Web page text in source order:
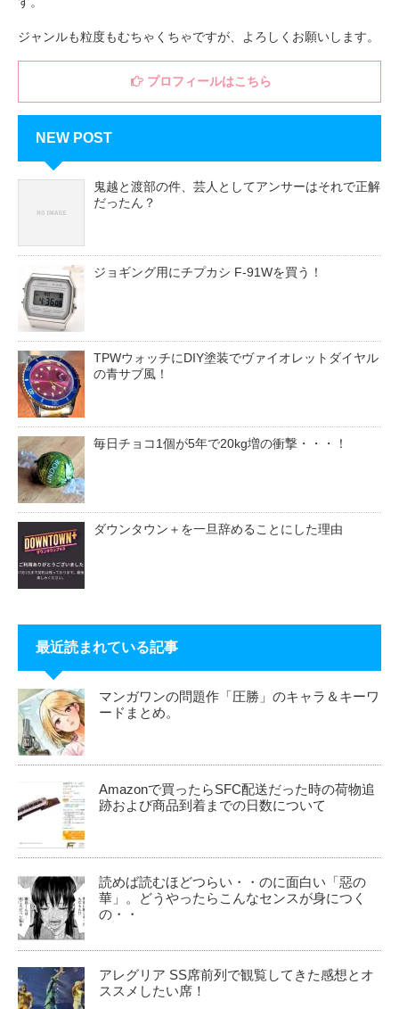
ジャンルも粒度もむちゃくちゃですが、よろしくお願いします。
プロフィールはこちら
NEW POST
鬼越と渡部の件、芸人としてアンサーはそれで正解
だったん？
ジョギング用にチプカシ F-91Wを買う！
TPWウォッチにDIY塗装でヴァイオレットダイヤル
の青サブ風！
毎日チョコ1個が5年で20kg増の衝撃・・・！
ダウンタウン＋を一旦辞めることにした理由
最近読まれている記事
マンガワンの問題作「圧勝」のキャラ＆キーワ
ードまとめ。
Amazonで買ったらSFC配送だった時の荷物追
跡および商品到着までの日数について
読めば読むほどつらい・・のに面白い「惡の
華」。どうやったらこんなセンスが身につく
の・・
アレグリア SS席前列で観覧してきた感想とオ
ススメしたい席！